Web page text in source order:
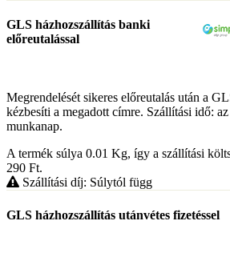
GLS házhozszállítás banki
előreutalással
Megrendelését sikeres előreutalás után a
kézbesíti a megadott címre. Szállítási idő:
munkanap.
A termék súlya 0.01 Kg, így a szállítási
290 Ft.
Szállítási díj: Súlytól függ
GLS házhozszállítás utánvétes fizetéssel